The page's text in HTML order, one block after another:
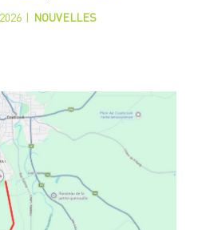
NOUVELLES